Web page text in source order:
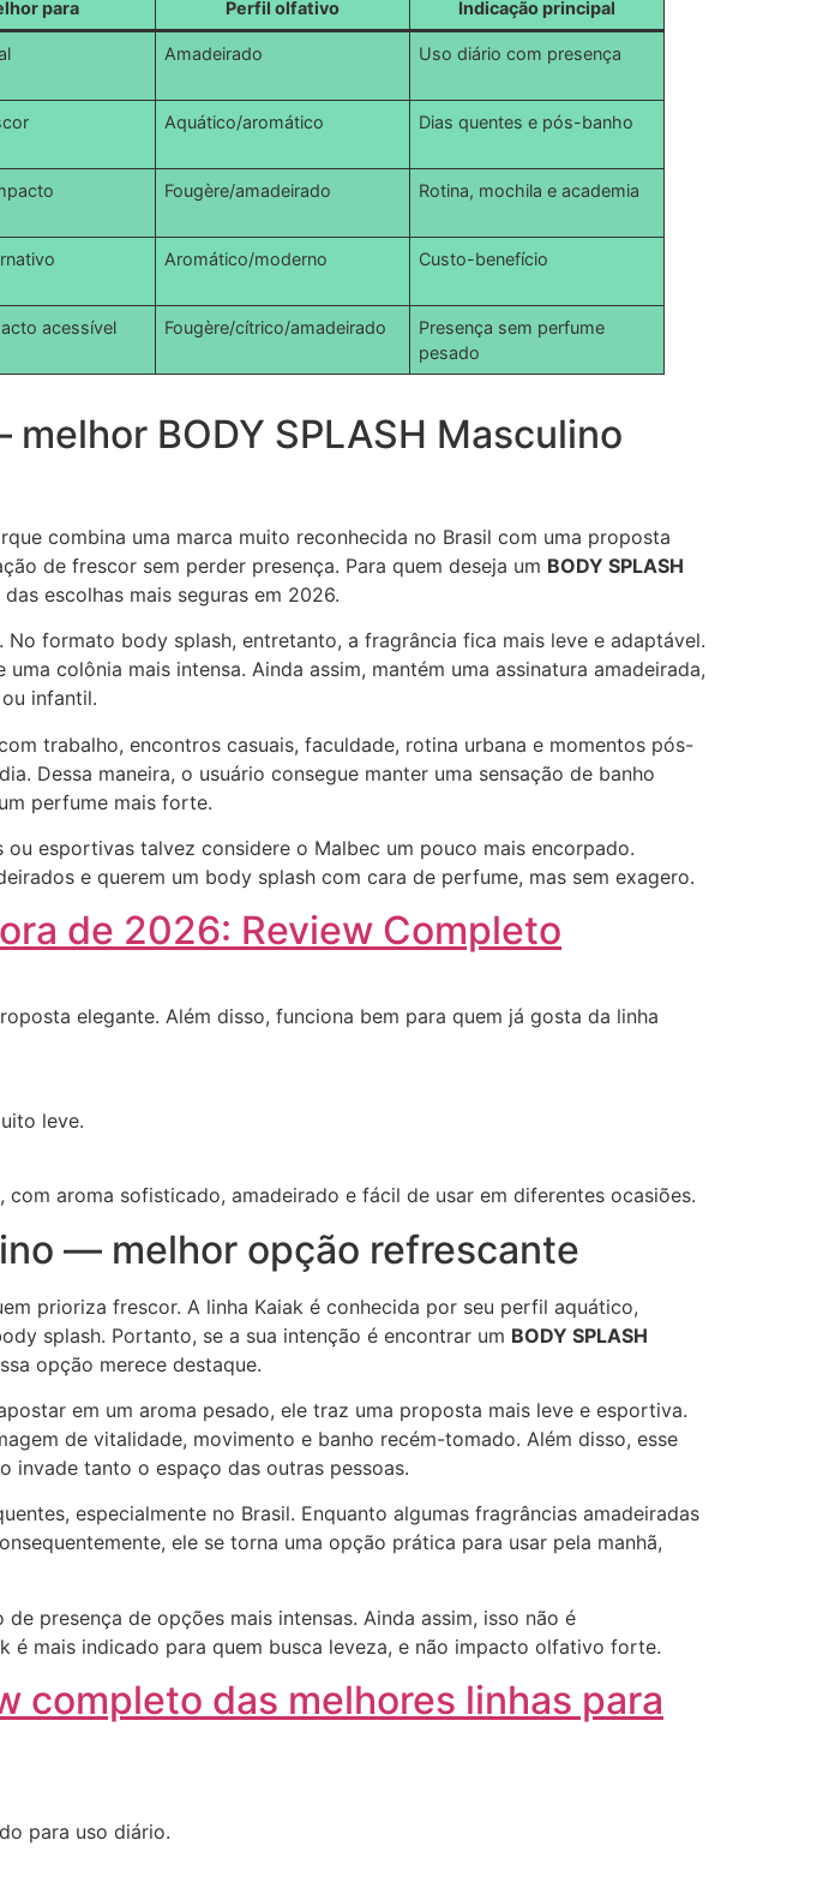
para Perfil olfativo Indicação principal
Amadeirado Uso diário com presença
Aquático/aromático Dias quentes e pós-banho
Fougère/amadeirado Rotina, mochila e academia
Aromático/moderno Custo-benefício
acessível Fougère/cítrico/amadeirado
Presença sem perfume
pesado
BODY SPLASH Masculino
combina uma marca muito reconhecida no Brasil com uma proposta
de frescor sem perder presença. Para quem deseja um BODY SPLASH
escolhas mais seguras em 2026.
formato body splash, entretanto, a fragrância fica mais leve e adaptável.
colônia mais intensa. Ainda assim, mantém uma assinatura amadeirada,
infantil.
trabalho, encontros casuais, faculdade, rotina urbana e momentos pós-
Dessa maneira, o usuário consegue manter uma sensação de banho
perfume mais forte.
esportivas talvez considere o Malbec um pouco mais encorpado.
e querem um body splash com cara de perfume, mas sem exagero.
de 2026: Review Completo
elegante. Além disso, funciona bem para quem já gosta da linha
leve.
com aroma sofisticado, amadeirado e fácil de usar em diferentes ocasiões.
— melhor opção refrescante
prioriza frescor. A linha Kaiak é conhecida por seu perfil aquático,
splash. Portanto, se a sua intenção é encontrar um BODY SPLASH
opção merece destaque.
em um aroma pesado, ele traz uma proposta mais leve e esportiva.
de vitalidade, movimento e banho recém-tomado. Além disso, esse
invade tanto o espaço das outras pessoas.
especialmente no Brasil. Enquanto algumas fragrâncias amadeiradas
ele se torna uma opção prática para usar pela manhã,
presença de opções mais intensas. Ainda assim, isso não é
é mais indicado para quem busca leveza, e não impacto olfativo forte.
completo das melhores linhas para
para uso diário.